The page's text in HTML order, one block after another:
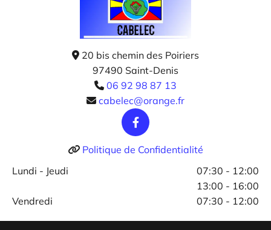
 20 bis chemin des Poiriers
97490 Saint-Denis
 06 92 98 87 13
 cabelec@orange.fr
 Politique de Confidentialité
Lundi - Jeudi
07:30 - 12:00
13:00 - 16:00
Vendredi
07:30 - 12:00